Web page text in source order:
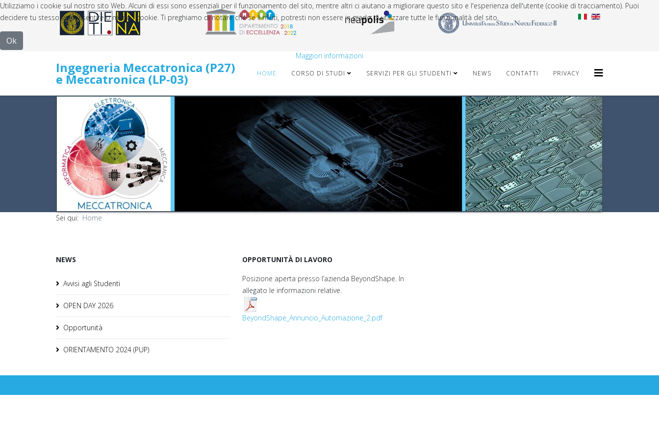
Ingegneria Meccatronica (P27)
e Meccatronica (LP-03) HOME CORSO DI STUDI SERVIZI PER GLI STUDENTI NEWS CONTATTI PRIVACY
Sei qui: Home
NEWS
Avvisi agli Studenti
OPEN DAY 2026
Opportunità
ORIENTAMENTO 2024 (PUP)
OPPORTUNITÀ DI LAVORO
Posizione aperta presso l’azienda BeyondShape. In
allegato le informazioni relative.
BeyondShape_Annuncio_Automazione_2.pdf
Utilizziamo i cookie sul nostro sito Web. Alcuni di essi sono essenziali per il funzionamento del sito, mentre altri ci aiutano a migliorare questo sito e l'esperienza dell'utente (cookie di tracciamento). Puoi
decidere tu stesso se consentire o meno i cookie. Ti preghiamo di notare che se li rifiuti, potresti non essere in grado di utilizzare tutte le funzionalità del sito.
Ok
Maggiori informazioni